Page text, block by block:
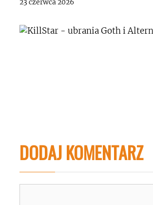
23 czerwca 2026
DODAJ KOMENTARZ